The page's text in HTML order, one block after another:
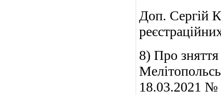
Доп. Сергій
8) Про
18.03.2021 №